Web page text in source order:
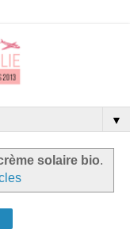
▼
solaire bio.